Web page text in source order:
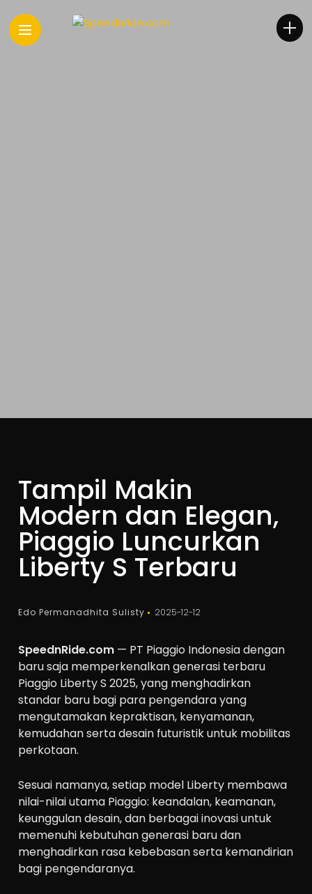
Tampil Makin
Modern dan Elegan,
Piaggio Luncurkan
Liberty S Terbaru
Edo Permanadhita Sulisty 2025-12-12
SpeednRide.com — PT Piaggio Indonesia dengan
baru saja memperkenalkan generasi terbaru
Piaggio Liberty S 2025, yang menghadirkan
standar baru bagi para pengendara yang
mengutamakan kepraktisan, kenyamanan,
kemudahan serta desain futuristik untuk mobilitas
perkotaan.
Sesuai namanya, setiap model Liberty membawa
nilai-nilai utama Piaggio: keandalan, keamanan,
keunggulan desain, dan berbagai inovasi untuk
memenuhi kebutuhan generasi baru dan
menghadirkan rasa kebebasan serta kemandirian
bagi pengendaranya.